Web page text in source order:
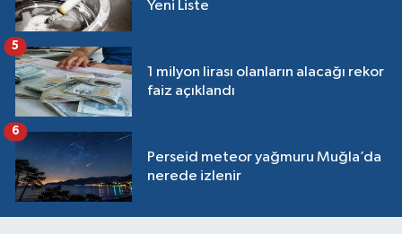
Yeni Liste
1 milyon lirası olanların alacağı rekor
faiz açıklandı
5
Perseid meteor yağmuru Muğla’da
nerede izlenir
6